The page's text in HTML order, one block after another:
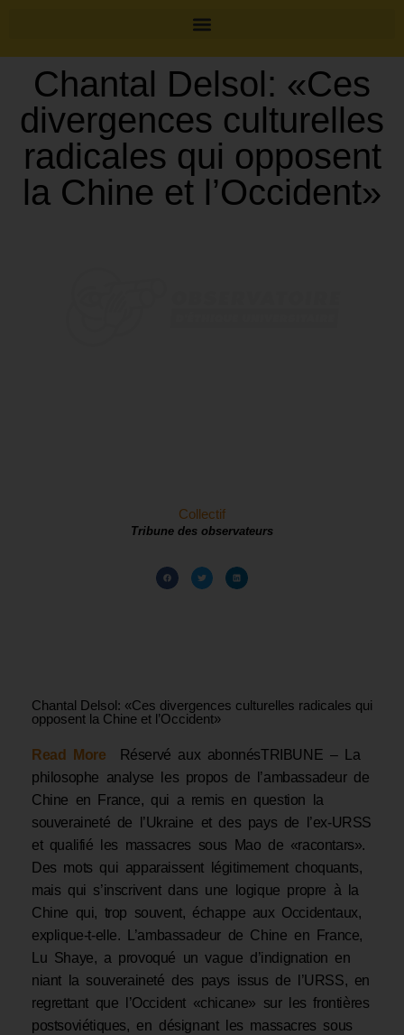
Chantal Delsol: «Ces
divergences culturelles
radicales qui opposent
la Chine et l’Occident»
Collectif
Tribune des observateurs
Chantal Delsol: «Ces divergences culturelles radicales qui
opposent la Chine et l’Occident»
Read More Réservé aux abonnésTRIBUNE – La
philosophe analyse les propos de l’ambassadeur de
Chine en France, qui a remis en question la
souveraineté de l’Ukraine et des pays de l’ex-URSS
et qualifié les massacres sous Mao de «racontars».
Des mots qui apparaissent légitimement choquants,
mais qui s’inscrivent dans une logique propre à la
Chine qui, trop souvent, échappe aux Occidentaux,
explique-t-elle. L’ambassadeur de Chine en France,
Lu Shaye, a provoqué un vague d’indignation en
niant la souveraineté des pays issus de l’URSS, en
regrettant que l’Occident «chicane» sur les frontières
postsoviétiques, en désignant les massacres sous